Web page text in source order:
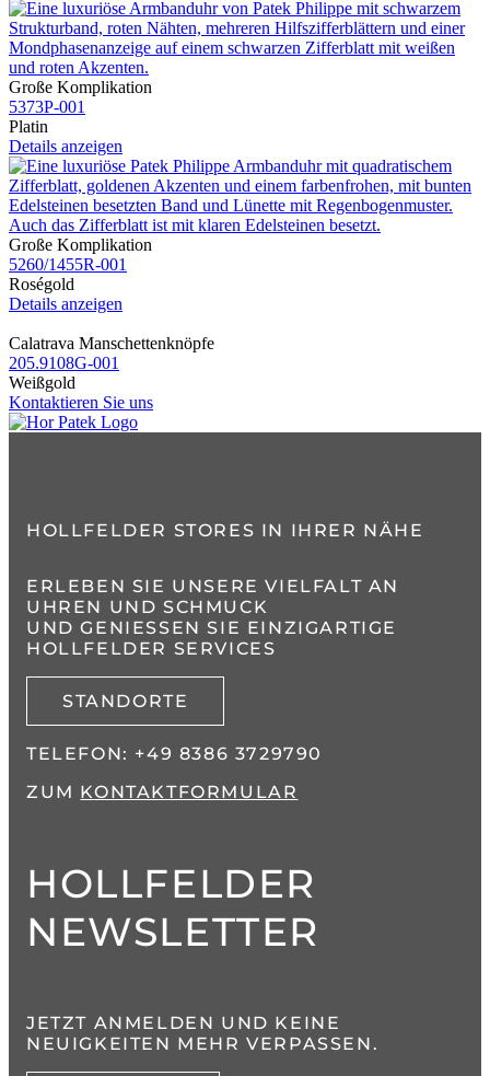
Große Komplikation
5373P​-001
Platin
Details anzeigen
Große Komplikation
5260​/1455R​-001
Roségold
Details anzeigen
Calatrava Manschettenknöpfe
205.9108G​-001
Weißgold
Kontaktieren Sie uns
HOLLFELDER STORES IN IHRER NÄHE
ERLEBEN SIE UNSERE VIELFALT AN
UHREN UND SCHMUCK
UND GENIESSEN SIE EINZIGARTIGE H
OLLFELDER SERVICES
STANDORTE
TELEFON: +49 8386 3729790
ZUM KONTAKTFORMULAR
HOLLFELDER
NEWSLETTER
JETZT ANMELDEN UND KEINE
NEUIGKEITEN MEHR VERPASSEN.